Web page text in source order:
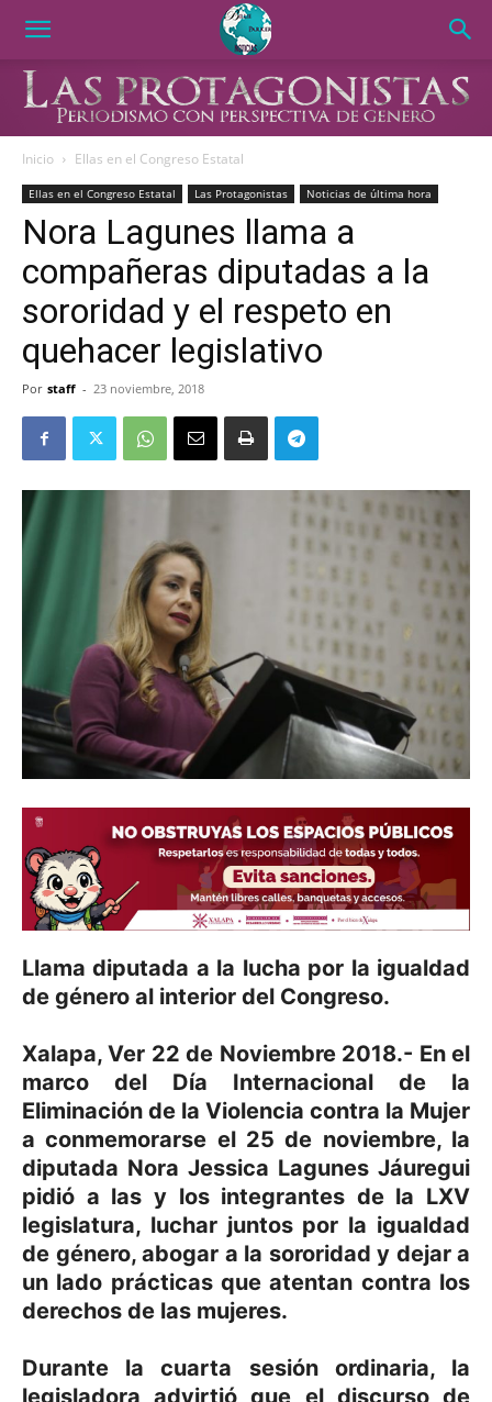
Inicio Ellas en el Congreso Estatal
Ellas en el Congreso Estatal Las Protagonistas Noticias de última hora
Nora Lagunes llama a
compañeras diputadas a la
sororidad y el respeto en
quehacer legislativo
Por staff - 23 noviembre, 2018
Llama diputada a la lucha por la igualdad
de género al interior del Congreso.
Xalapa, Ver 22 de Noviembre 2018.- En el
marco del Día Internacional de la
Eliminación de la Violencia contra la Mujer
a conmemorarse el 25 de noviembre, la
diputada Nora Jessica Lagunes Jáuregui
pidió a las y los integrantes de la LXV
legislatura, luchar juntos por la igualdad
de género, abogar a la sororidad y dejar a
un lado prácticas que atentan contra los
derechos de las mujeres.
Durante la cuarta sesión ordinaria, la